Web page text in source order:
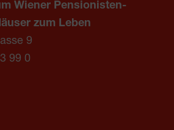
Wiener Pensionisten-
zum Leben
9
99 0